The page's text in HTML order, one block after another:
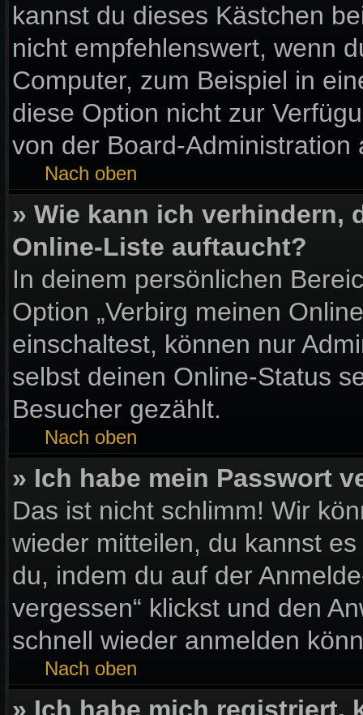
kannst du dieses Kästchen
nicht empfehlenswert, wenn
Computer, zum Beispiel in
diese Option nicht zur
von der Board-Administration
Nach oben
» Wie kann ich verhindern,
Online-Liste auftaucht?
In deinem persönlichen
Option „Verbirg meinen
einschaltest, können nur
selbst deinen Online-Status
Besucher gezählt.
Nach oben
» Ich habe mein Passwort
Das ist nicht schlimm! Wir
wieder mitteilen, du kannst
du, indem du auf der
vergessen“ klickst und den
schnell wieder anmelden
Nach oben